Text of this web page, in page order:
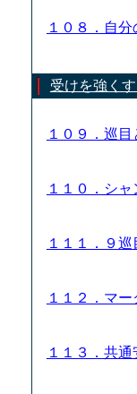
１０８．自
受けを強く
１０９．巡
１１０．シ
１１１．９
１１２．マ
１１３．共